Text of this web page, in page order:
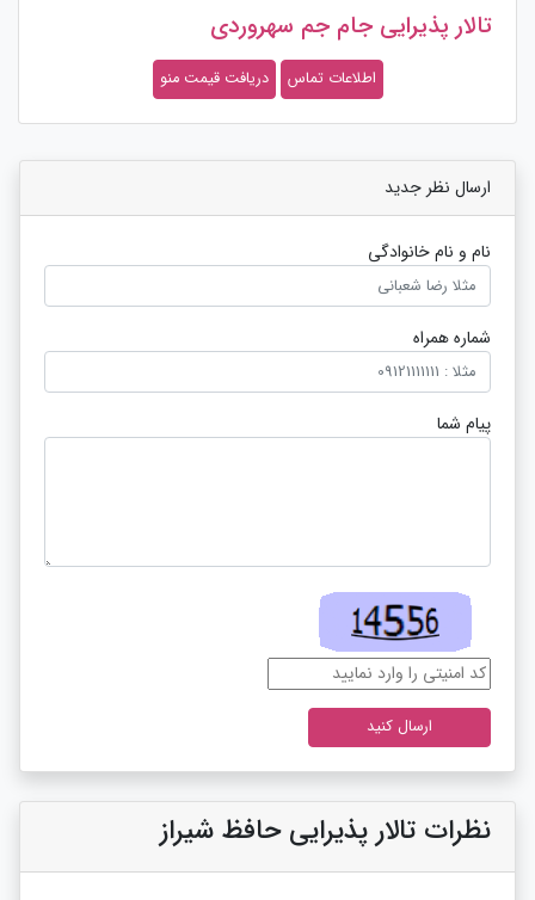
تالار پذیرایی جام جم سهروردی
اطلاعات تماس دریافت قیمت منو
ارسال نظر جدید
نام و نام خانوادگی
شماره همراه
پیام شما
نظرات تالار پذیرایی حافظ شیراز